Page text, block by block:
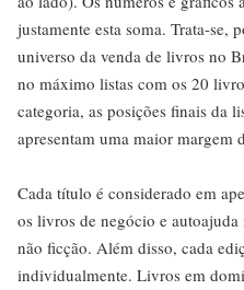
justamente esta soma. Trata-se,
universo da venda de livros no
no máximo listas com os 20
categoria, as posições finais da
apresentam uma maior margem
Cada título é considerado em
os livros de negócio e
não ficção. Além disso, cada
individualmente. Livros em